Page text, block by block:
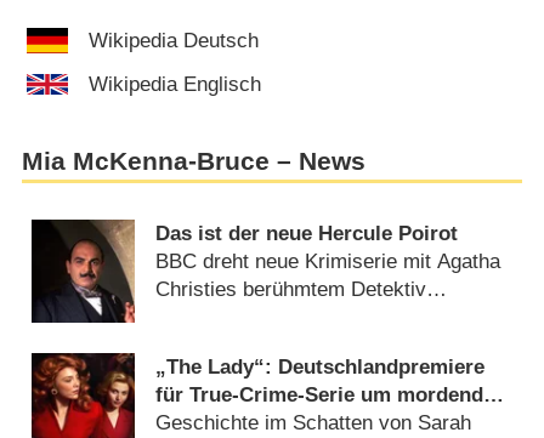
Wikipedia Deutsch
Wikipedia Englisch
Mia McKenna-Bruce – News
Das ist der neue Hercule Poirot
BBC dreht neue Krimiserie mit Agatha
Christies berühmtem Detektiv
„The Lady“: Deutschlandpremiere
für True-Crime-Serie um mordende
Hofschneiderin
Geschichte im Schatten von Sarah